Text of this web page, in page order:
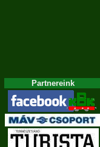
Partnereink